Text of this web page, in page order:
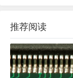
推荐阅读